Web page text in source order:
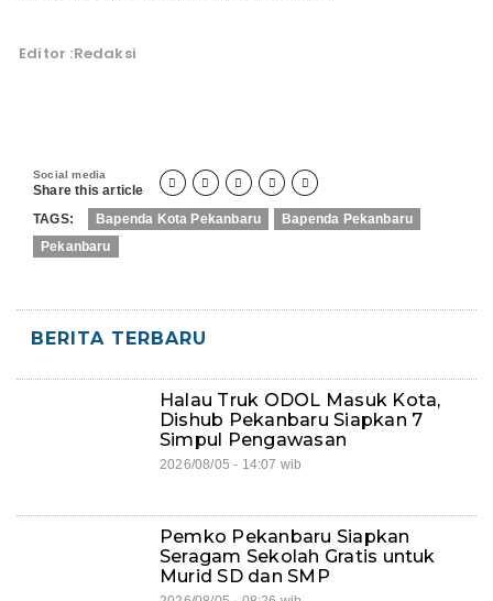
Editor :Redaksi
Social media
Share this article     
TAGS: Bapenda Kota Pekanbaru
Bapenda Pekanbaru
Pekanbaru
BERITA TERBARU
Halau Truk ODOL Masuk Kota,
Dishub Pekanbaru Siapkan 7
Simpul Pengawasan
2026/08/05 - 14:07 wib
Pemko Pekanbaru Siapkan
Seragam Sekolah Gratis untuk
Murid SD dan SMP